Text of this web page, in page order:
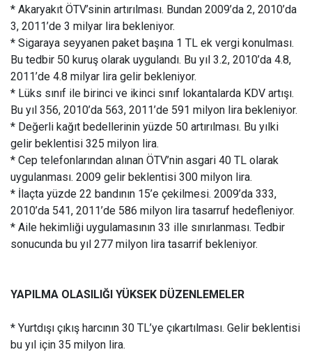
* Akaryakıt ÖTV’sinin artırılması. Bundan 2009’da 2, 2010’da
3, 2011’de 3 milyar lira bekleniyor.
* Sigaraya seyyanen paket başına 1 TL ek vergi konulması.
Bu tedbir 50 kuruş olarak uygulandı. Bu yıl 3.2, 2010’da 4.8,
2011’de 4.8 milyar lira gelir bekleniyor.
* Lüks sınıf ile birinci ve ikinci sınıf lokantalarda KDV artışı.
Bu yıl 356, 2010’da 563, 2011’de 591 milyon lira bekleniyor.
* Değerli kağıt bedellerinin yüzde 50 artırılması. Bu yılki
gelir beklentisi 325 milyon lira.
* Cep telefonlarından alınan ÖTV’nin asgari 40 TL olarak
uygulanması. 2009 gelir beklentisi 300 milyon lira.
* İlaçta yüzde 22 bandının 15’e çekilmesi. 2009’da 333,
2010’da 541, 2011’de 586 milyon lira tasarruf hedefleniyor.
* Aile hekimliği uygulamasının 33 ille sınırlanması. Tedbir
sonucunda bu yıl 277 milyon lira tasarrif bekleniyor.
YAPILMA OLASILIĞI YÜKSEK DÜZENLEMELER
* Yurtdışı çıkış harcının 30 TL’ye çıkartılması. Gelir beklentisi
bu yıl için 35 milyon lira.